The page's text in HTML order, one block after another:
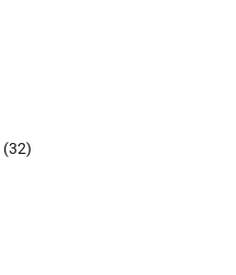
(32)